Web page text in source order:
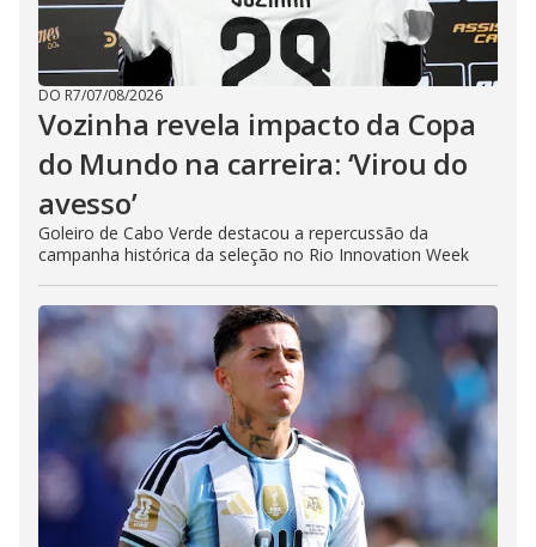
DO R7/07/08/2026
Vozinha revela impacto da Copa
do Mundo na carreira: ‘Virou do
avesso’
Goleiro de Cabo Verde destacou a repercussão da
campanha histórica da seleção no Rio Innovation Week